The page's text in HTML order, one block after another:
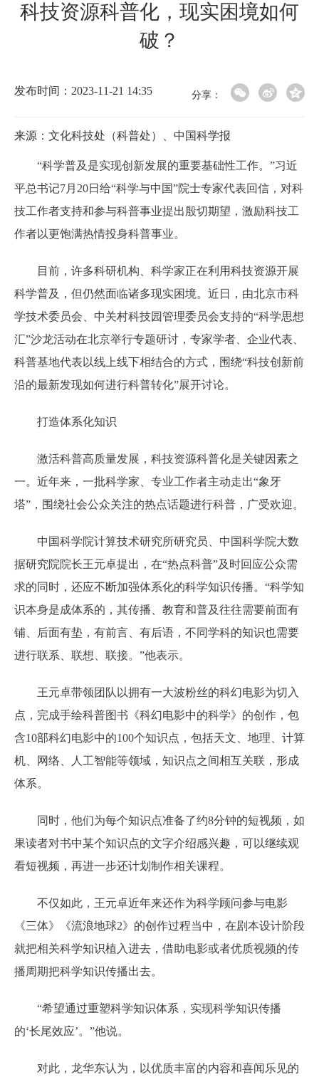
科技资源科普化，现实困境如何
破？
发布时间：2023-11-21 14:35 分享：
来源：文化科技处（科普处）、中国科学报
“科学普及是实现创新发展的重要基础性工作。”习近
平总书记7月20日给“科学与中国”院士专家代表回信，对科
技工作者支持和参与科普事业提出殷切期望，激励科技工
作者以更饱满热情投身科普事业。
目前，许多科研机构、科学家正在利用科技资源开展
科学普及，但仍然面临诸多现实困境。近日，由北京市科
学技术委员会、中关村科技园管理委员会支持的“科学思想
汇”沙龙活动在北京举行专题研讨，专家学者、企业代表、
科普基地代表以线上线下相结合的方式，围绕“科技创新前
沿的最新发现如何进行科普转化”展开讨论。
打造体系化知识
激活科普高质量发展，科技资源科普化是关键因素之
一。近年来，一批科学家、专业工作者主动走出“象牙
塔”，围绕社会公众关注的热点话题进行科普，广受欢迎。
中国科学院计算技术研究所研究员、中国科学院大数
据研究院院长王元卓提出，在“热点科普”及时回应公众需
求的同时，还应不断加强体系化的科学知识传播。“科学知
识本身是成体系的，其传播、教育和普及往往需要前面有
铺、后面有垫，有前言、有后语，不同学科的知识也需要
进行联系、联想、联接。”他表示。
王元卓带领团队以拥有一大波粉丝的科幻电影为切入
点，完成手绘科普图书《科幻电影中的科学》的创作，包
含10部科幻电影中的100个知识点，包括天文、地理、计算
机、网络、人工智能等领域，知识点之间相互关联，形成
体系。
同时，他们为每个知识点准备了约8分钟的短视频，如
果读者对书中某个知识点的文字介绍感兴趣，可以继续观
看短视频，再进一步还计划制作相关课程。
不仅如此，王元卓近年来还作为科学顾问参与电影
《三体》《流浪地球2》的创作过程当中，在剧本设计阶段
就把相关科学知识植入进去，借助电影或者优质视频的传
播周期把科学知识传播出去。
“希望通过重塑科学知识体系，实现科学知识传播
的‘长尾效应’。”他说。
对此，龙华东认为，以优质丰富的内容和喜闻乐见的